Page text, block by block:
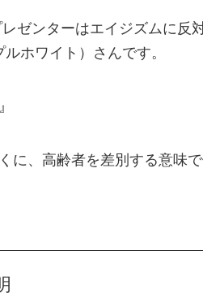
ゼンターはエイジズムに反
ホワイト）さんです。
に、高齢者を差別する意味